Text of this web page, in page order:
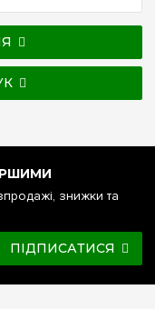
знижки та
ПІДПИСАТИСЯ